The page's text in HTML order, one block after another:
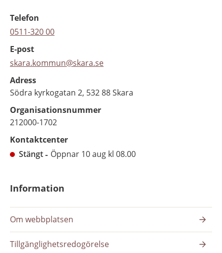
Telefon
0511-320 00
E-post
skara.kommun@skara.se
Adress
Södra kyrkogatan 2, 532 88 Skara
Organisationsnummer
212000-1702
Kontaktcenter
Stängt
Öppnar 10 aug kl 08.00
Information
Om webbplatsen
Tillgänglighetsredogörelse